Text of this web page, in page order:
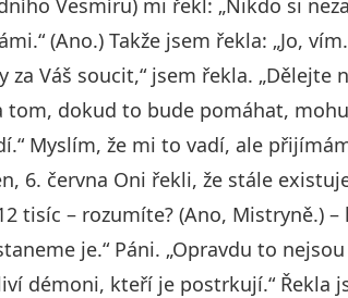
(Ano.) Takže jsem řekla: „Jo,
Váš soucit,“ jsem řekla. „Dělejte
tom, dokud to bude pomáhat,
Myslím, že mi to vadí, ale
6. června Oni řekli, že stále
tisíc – rozumíte? (Ano, Mistryně.)
je.“ Páni. „Opravdu to nejsou
démoni, kteří je postrkují.“ Řekla